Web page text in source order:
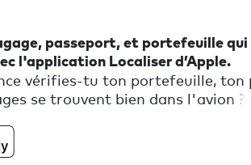
passeport, et portefeuille qui
l'application Localiser d’Apple.
vérifies-tu ton portefeuille, ton
se trouvent bien dans l'avion ?
ton passeport et tes
avec l'application